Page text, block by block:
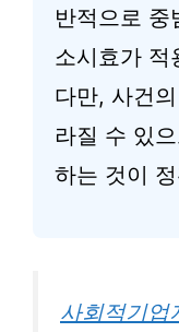
반적으로
소시효가 적
다만, 사건
라질 수 있
하는 것이
사회적기업